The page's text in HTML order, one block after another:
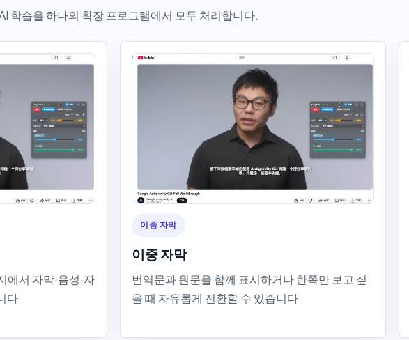
학습을 하나의 확장 프로그램에서 모두 처리합니다.
에서 자막·음성·자
다.
이중 자막
이중 자막
번역문과 원문을 함께 표시하거나 한쪽만 보고 싶
을 때 자유롭게 전환할 수 있습니다.